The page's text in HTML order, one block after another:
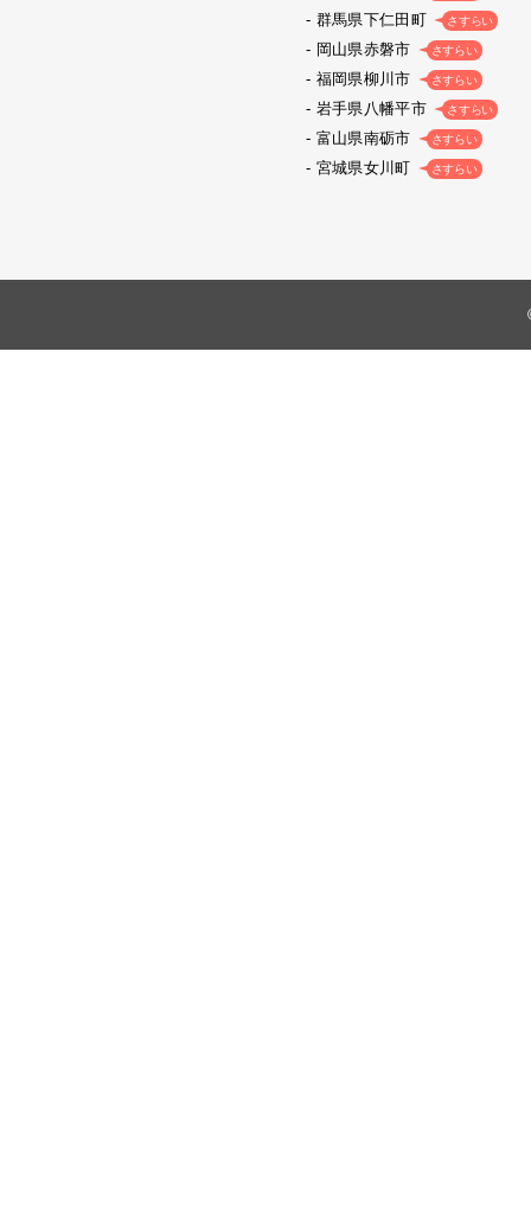
群馬県下仁田町 さすらい
岡山県赤磐市 さすらい
福岡県柳川市 さすらい
岩手県八幡平市 さすらい
富山県南砺市 さすらい
宮城県女川町 さすらい